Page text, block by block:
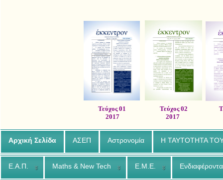
Τεύχος 01 Τεύχος 02
2017
2017
Αρχική Σελίδα ΑΣΕΠ Αστρονομία Η ΤΑΥΤΟΤΗΤΑ
Ε.Α.Π. Maths & New Tech Ε.Μ.Ε.